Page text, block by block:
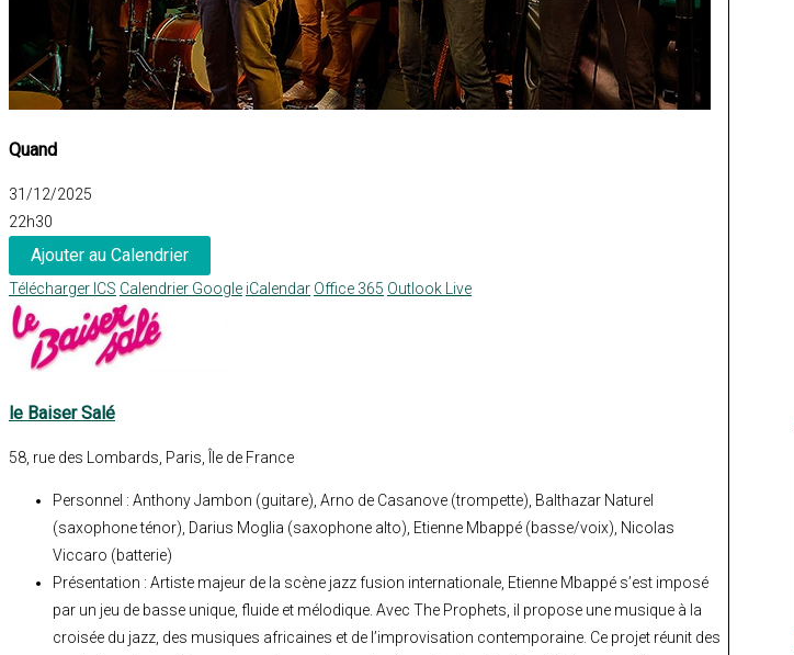
Quand
31/12/2025
22h30
Ajouter au Calendrier
Télécharger ICS Calendrier Google iCalendar Office 365 Outlook Live
le Baiser Salé
58, rue des Lombards, Paris, Île de France
Personnel : Anthony Jambon (guitare), Arno de Casanove (trompette), Balthazar Naturel
(saxophone ténor), Darius Moglia (saxophone alto), Etienne Mbappé (basse/voix), Nicolas
Viccaro (batterie)
Présentation : Artiste majeur de la scène jazz fusion internationale, Etienne Mbappé s’est imposé
par un jeu de basse unique, fluide et mélodique. Avec The Prophets, il propose une musique à la
croisée du jazz, des musiques africaines et de l’improvisation contemporaine. Ce projet réunit des